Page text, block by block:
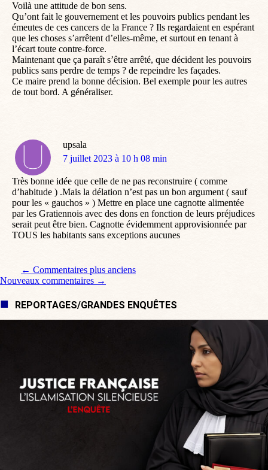
Voilà une attitude de bon sens.
Qu’ont fait le gouvernement et les pouvoirs publics pendant les
émeutes de ces cancers de la France ? Ils regardaient en espérant
que les choses s’arrêtent d’elles-même, et surtout en tenant à
l’écart toute contre-force.
Maintenant que ça paraît s’être arrêté, que décident les pouvoirs
publics sans perdre de temps ? de repeindre les façades.
Ce maire prend la bonne décision. Bel exemple pour les autres
de tout bord. A généraliser.
upsala
dit
7 juillet 2023 à 10 h 08 min
Très bonne idée que celle de ne pas reconstruire ( comme
d’habitude ) .Mais la délation n’est pas un bon argument ( sauf
pour les « gauchos » ) Mettre en place une cagnotte alimentée
par les Gratiennois avec des dons en fonction de leurs préjudices
serait peut être bien. Cagnotte évidemment approvisionnée par
TOUS les habitants sans exceptions aucunes
Navigation de commentaire
← Commentaires plus anciens
Nouveaux commentaires →
REPORTAGES/GRANDES ENQUÊTES